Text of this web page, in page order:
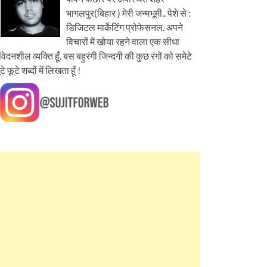
भागलपुर(बिहार ) मेरी जन्मभूमी.. पेशे से :
डिजिटल मार्केटिंग प्रोफेसनल. अपने
विचारों में खोया रहने वाला एक सीधा
व्यक्ति हूँ. बस बहुरंगी जिन्दगी की कुछ रंगों को समेटे
फूटे शब्दों में लिखता हूँ !